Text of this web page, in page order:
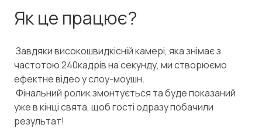
Як це працює?
Завдяки високошвидкісній камері, яка знімає з
частотою 240кадрів на секунду, ми створюємо
ефектне відео у слоу-моушн.
Фінальний ролик змонтується та буде показаний
уже в кінці свята, щоб гості одразу побачили
результат!